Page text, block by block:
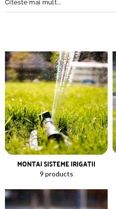
Citeste mai mult...
MONTAJ SISTEME IRIGATII
9 products